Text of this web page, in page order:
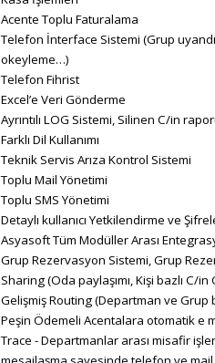
Acente Toplu Faturalama
Telefon İnterface Sistemi (Grup
okeyleme…)
Telefon Fihrist
Excel’e Veri Gönderme
Ayrıntılı LOG Sistemi, Silinen C/in
Farklı Dil Kullanımı
Teknik Servis Arıza Kontrol Sistemi
Toplu Mail Yönetimi
Toplu SMS Yönetimi
Detaylı kullanıcı Yetkilendirme ve
Asyasoft Tüm Modüller Arası
Grup Rezervasyon Sistemi, Grup
Sharing (Oda paylaşımı, Kişi bazlı C/
Gelişmiş Routing (Departman ve Grup
Peşin Ödemeli Acentalara otomatik e
Trace - Departmanlar arası misafir